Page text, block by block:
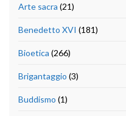
Arte sacra (21)
Benedetto XVI (181)
Bioetica (266)
Brigantaggio (3)
Buddismo (1)